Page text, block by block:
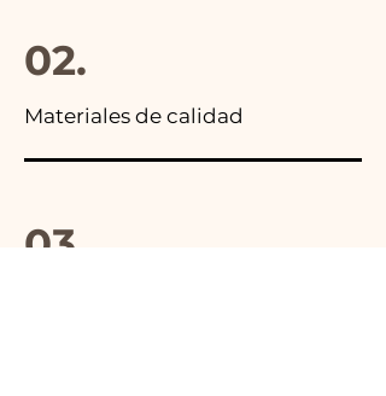
02.
Materiales de calidad
03.